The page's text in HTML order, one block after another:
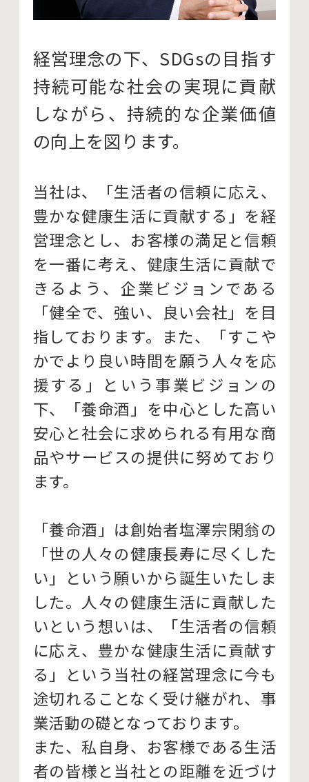
経営理念の下、SDGsの目指す
持続可能な社会の実現に貢献
しながら、持続的な企業価値
の向上を図ります。
当社は、「生活者の信頼に応え、
豊かな健康生活に貢献する」を経
営理念とし、お客様の満足と信頼
を一番に考え、健康生活に貢献で
きるよう、企業ビジョンである
「健全で、強い、良い会社」を目
指しております。また、「すこや
かでより良い時間を願う人々を応
援する」という事業ビジョンの
下、「養命酒」を中心とした高い
安心と社会に求められる有用な商
品やサービスの提供に努めており
ます。
「養命酒」は創始者塩澤宗閑翁の
「世の人々の健康長寿に尽くした
い」という願いから誕生いたしま
した。人々の健康生活に貢献した
いという想いは、「生活者の信頼
に応え、豊かな健康生活に貢献す
る」という当社の経営理念に今も
途切れることなく受け継がれ、事
業活動の礎となっております。
また、私自身、お客様である生活
者の皆様と当社との距離を近づけ